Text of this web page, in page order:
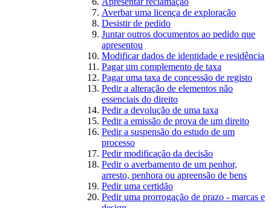
Averbar uma licença de exploração
Desistir de pedido
Juntar outros documentos ao pedido que
apresentou
Modificar dados de identidade e residência
Pagar um complemento de taxa
Pagar uma taxa de concessão de registo
Pedir a alteração de elementos não
essenciais do direito
Pedir a devolução de uma taxa
Pedir a emissão de prova de um direito
Pedir a suspensão do estudo de um
processo
Pedir modificação da decisão
Pedir o averbamento de um penhor,
arresto, penhora ou apreensão de bens
Pedir uma certidão
Pedir uma prorrogação de prazo - marcas e